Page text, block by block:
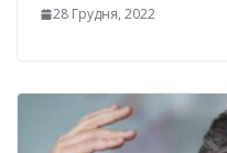
28 Грудня, 2022